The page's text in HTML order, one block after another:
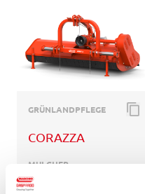
GRÜNLANDPFLEGE
CORAZZA
MULCHER